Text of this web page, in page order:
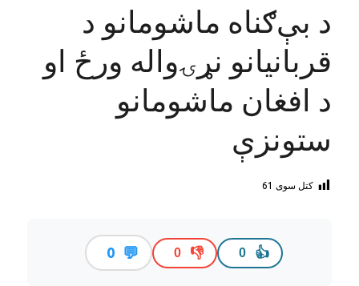
د بې‌ګناه ماشومانو د
قربانیانو نړۍواله ورځ او
د افغان ماشومانو
ستونزې
کتل سوی 61
👍
0
👎
0
💬
0